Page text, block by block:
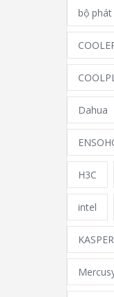
bộ
Dahua
H3C
intel